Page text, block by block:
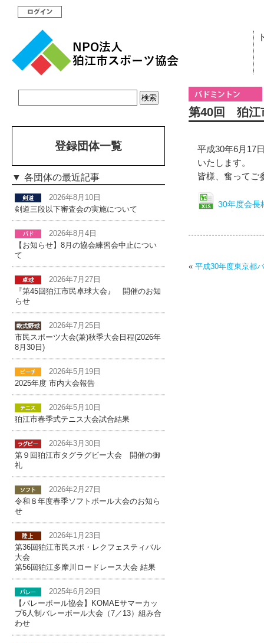
第40回 狛江
平成30年6月17
いたします。
皆様、奮ってご
30年度会長
« 平成30年度東京都
登録団体一覧
各団体の最近記事
2026年8月10日
剣道三段以下審査会の実施について
2026年8月4日
【お知らせ】8月の協会練習会中止につい
て
2026年7月27日
『第45回狛江市民卓球大会』 開催のお知
らせ
2026年7月25日
市民スポーツ大会(兼)秋季大会日程(2026年
8月30日)
2026年5月19日
2025年度 市内大会報告
2026年5月10日
狛江市春季式テニス大会試合結果
2026年3月30日
第９回狛江市タグラグビー大会 開催の御
礼
2026年2月27日
令和８年度春季ソフトボール大会のお知ら
せ
2026年1月23日
第36回狛江市民スポ・レクフェスティバル
大会
第56回狛江多摩川ロードレース大会 結果
2025年6月29日
【バレーボール協会】KOMAEサマーカッ
プ6人制バレーボール大会（7／13）組み合
わせ